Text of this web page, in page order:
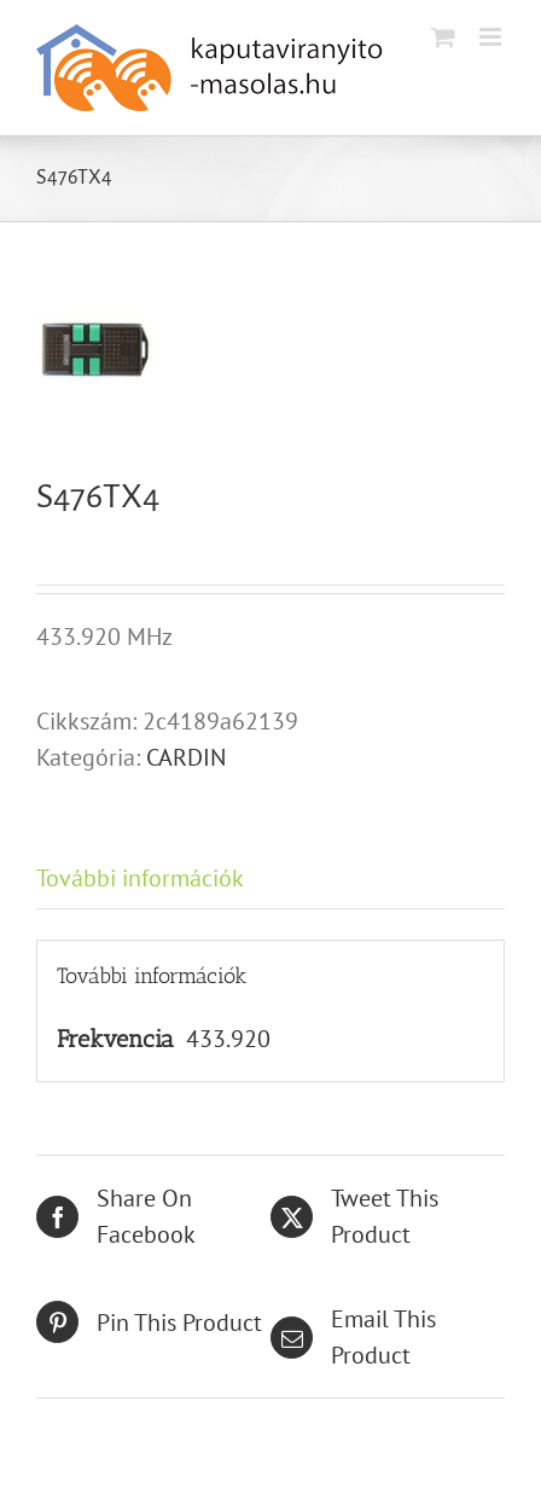
Kihagyás
S476TX4
S476TX4
433.920 MHz
Cikkszám: 2c4189a62139
Kategória: CARDIN
További információk
További információk
Frekvencia 433.920
Share On
Facebook
Tweet This
Product
Pin This Product
Email This
Product